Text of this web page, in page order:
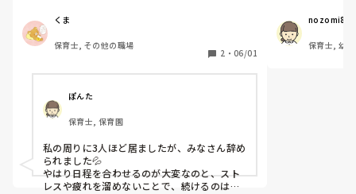
て…。
夫と相談して、今年9月くらいから本格的に専
門の病院に通って不妊治療していきたいと思
そのためには平日でも指定された日に通院し
なければいけないこともあるだろうし、急に
お休みをいただかなければならないこともあ
るかもしれないので、働き方を変えたいなと
思っています(現在遅番担当で診療時間内に行
けないため)。
ただ、今私は0,1歳児クラスの唯一のフルタイ
ムパートで、担任の先生からも「頼りにして
くま
保育士, その他の職場
2 ・ 06/01
ぽんた
保育士, 保育園
私の周りに3人ほど居ましたが、みなさん辞め
られました💦
やはり日程を合わせるのが大変なのと、スト
レスや疲れを溜めないことで、続けるのは難
始めました。
しかし、職場
けないという
保育士, 幼